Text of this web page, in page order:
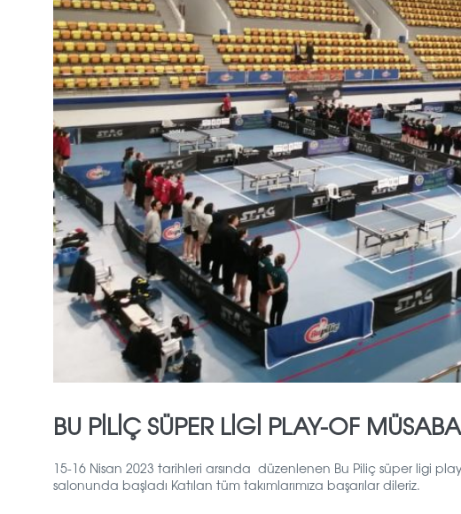
BU PİLİÇ SÜPER LİGİ PLAY-OF
15-16 Nisan 2023 tarihleri arsında düzenlenen Bu Piliç süper ligi
salonunda başladı Katılan tüm takımlarımıza başarılar dileriz.